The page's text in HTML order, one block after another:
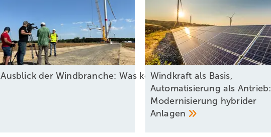
Ausblick der Windbranche: Was kommt 2026?
Windkraft als Basis,
Automatisierung als Antrieb:
Modernisierung hybrider
Anlagen